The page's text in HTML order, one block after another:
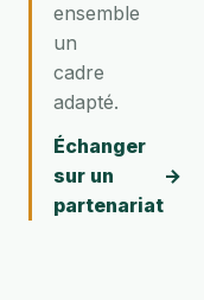
ensemble
un
cadre
adapté.
Échanger
sur un
partenariat
→